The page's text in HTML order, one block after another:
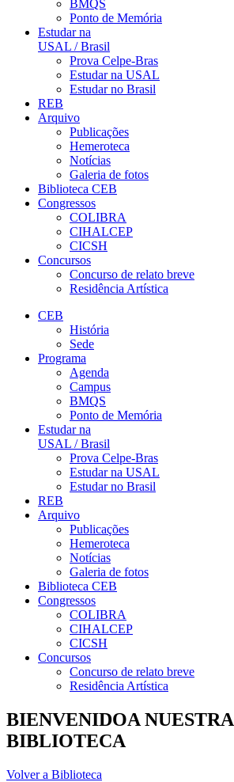
BMQS
Ponto de Memória
Estudar na
USAL / Brasil
Prova Celpe-Bras
Estudar na USAL
Estudar no Brasil
REB
Arquivo
Publicações
Hemeroteca
Notícias
Galeria de fotos
Biblioteca CEB
Congressos
COLIBRA
CIHALCEP
CICSH
Concursos
Concurso de relato breve
Residência Artística
CEB
História
Sede
Programa
Agenda
Campus
BMQS
Ponto de Memória
Estudar na
USAL / Brasil
Prova Celpe-Bras
Estudar na USAL
Estudar no Brasil
REB
Arquivo
Publicações
Hemeroteca
Notícias
Galeria de fotos
Biblioteca CEB
Congressos
COLIBRA
CIHALCEP
CICSH
Concursos
Concurso de relato breve
Residência Artística
BIENVENIDOA NUESTRA
BIBLIOTECA
Volver a Biblioteca